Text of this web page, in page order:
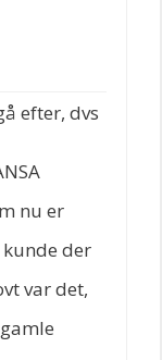
efter, dvs
nu er
der
var det,